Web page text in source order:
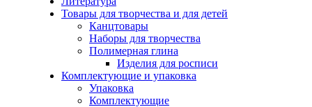
Товары для творчества и для детей
Канцтовары
Наборы для творчества
Полимерная глина
Изделия для росписи
Комплектующие и упаковка
Упаковка
Комплектующие